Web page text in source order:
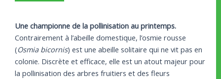
Une championne de la pollinisation au printemps.
Contrairement à l’abeille domestique, l’osmie rousse
(Osmia bicornis) est une abeille solitaire qui ne vit pas en
colonie. Discrète et efficace, elle est un atout majeur pour
la pollinisation des arbres fruitiers et des fleurs
Prunus
avium et
Prunus
Taraxacum
officinale
Prunus
avium et